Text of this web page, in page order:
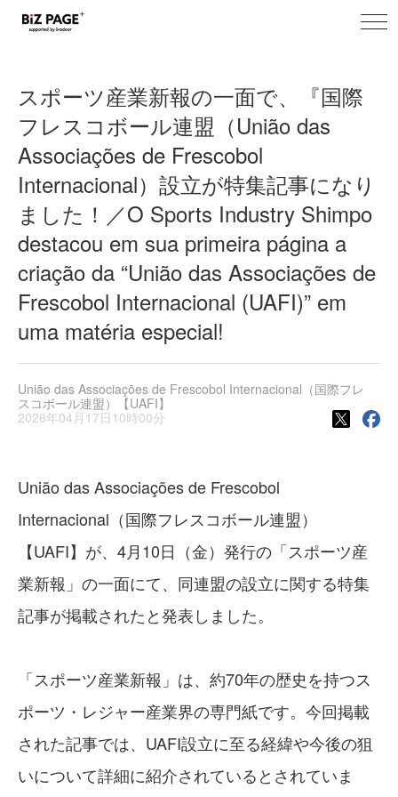
toggle
スポーツ産業新報の一面で、『国際
フレスコボール連盟（União das
Associações de Frescobol
Internacional）設立が特集記事になり
ました！／O Sports Industry Shimpo
destacou em sua primeira página a
criação da “União das Associações de
Frescobol Internacional (UAFI)” em
uma matéria especial!
União das Associações de Frescobol Internacional（国際フレ
スコボール連盟）【UAFI】
2026年04月17日10時00分
União das Associações de Frescobol
Internacional（国際フレスコボール連盟）
【UAFI】が、4月10日（金）発行の「スポーツ産
業新報」の一面にて、同連盟の設立に関する特集
記事が掲載されたと発表しました。
「スポーツ産業新報」は、約70年の歴史を持つス
ポーツ・レジャー産業界の専門紙です。今回掲載
された記事では、UAFI設立に至る経緯や今後の狙
いについて詳細に紹介されているとされていま